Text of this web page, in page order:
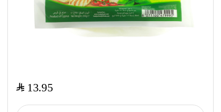
13.95
$